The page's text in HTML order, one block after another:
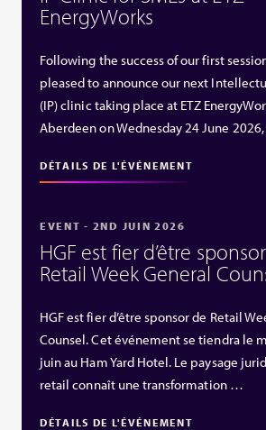
EnergyWorks
Following the success of our first
pleased to announce our next
(IP) clinic taking place at ETZ
Aberdeen on Wednesday 24 June
DÉTAILS DE L'ÉVÉNEMENT
EVENT - 2ND JUIN 2026
HGF est fier d’être
Retail Week General
HGF est fier d’être sponsor de Retail
Counsel. Cet événement se tiendra le
juin au Ham Yard Hotel. Le paysage
retail connaît une transformation …
DÉTAILS DE L'ÉVÉNEMENT